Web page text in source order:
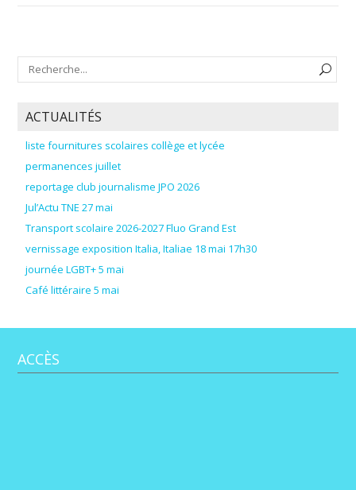
ACTUALITÉS
liste fournitures scolaires collège et lycée
permanences juillet
reportage club journalisme JPO 2026
Jul’Actu TNE 27 mai
Transport scolaire 2026-2027 Fluo Grand Est
vernissage exposition Italia, Italiae 18 mai 17h30
journée LGBT+ 5 mai
Café littéraire 5 mai
ACCÈS